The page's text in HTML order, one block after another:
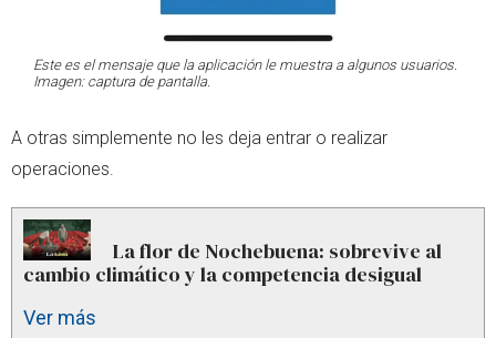
Este es el mensaje que la aplicación le muestra a algunos usuarios.
Imagen: captura de pantalla.
A otras simplemente no les deja entrar o realizar
operaciones.
La flor de Nochebuena: sobrevive al
cambio climático y la competencia desigual
Ver más